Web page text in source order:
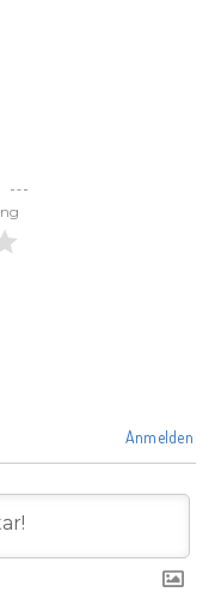
Anmelden